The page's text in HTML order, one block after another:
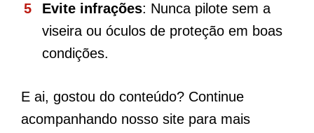
Evite infrações: Nunca pilote sem a
viseira ou óculos de proteção em boas
condições.
E ai, gostou do conteúdo? Continue
acompanhando nosso site para mais